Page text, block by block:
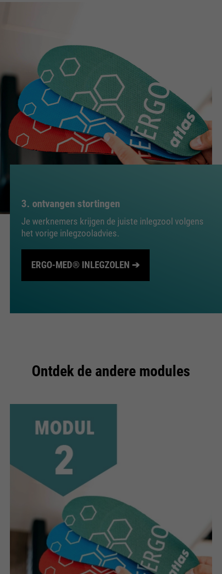
3. ontvangen stortingen
Je werknemers krijgen de juiste inlegzool volgens
het vorige inlegzooladvies.
ERGO-MED® INLEGZOLEN ➔
Ontdek de andere modules